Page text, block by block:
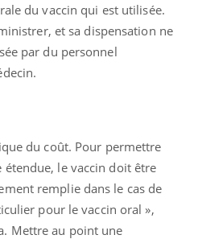
du vaccin qui est utilisée.
et sa dispensation ne
par du personnel
du coût. Pour permettre
le vaccin doit être
remplie dans le cas de
pour le vaccin oral »,
Mettre au point une